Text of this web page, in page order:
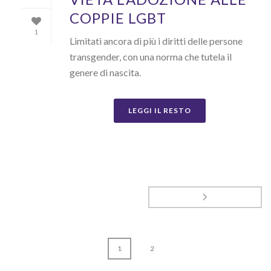
1
COPPIE LGBT
Limitati ancora di più i diritti delle persone
transgender, con una norma che tutela il
genere di nascita.
LEGGI IL RESTO
1 2